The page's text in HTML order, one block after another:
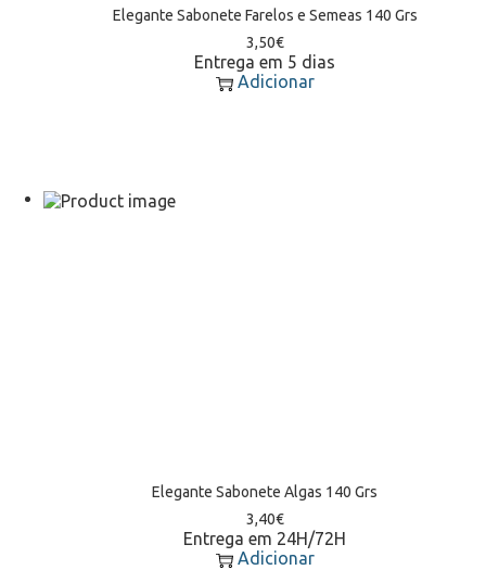
Elegante Sabonete Farelos e Semeas 140 Grs
3,50€
Entrega em 5 dias
Adicionar
Elegante Sabonete Algas 140 Grs
3,40€
Entrega em 24H/72H
Adicionar